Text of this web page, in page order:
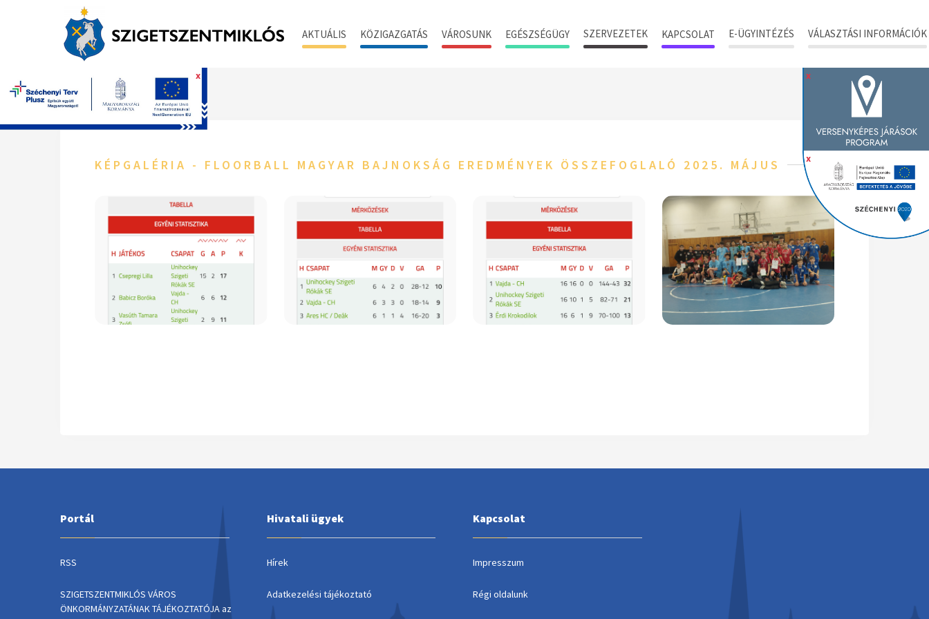
AKTUÁLIS KÖZIGAZGATÁS VÁROSUNK EGÉSZSÉGÜGY SZERVEZETEK KAPCSOLAT E-ÜGYINTÉZÉS VÁLASZTÁSI INFORMÁCIÓK
x
x
x
Főoldal
KÉPGALÉRIA - FLOORBALL MAGYAR BAJNOKSÁG EREDMÉNYEK ÖSSZEFOGLALÓ 2025. MÁJUS
Portál
RSS
SZIGETSZENTMIKLÓS VÁROS
ÖNKORMÁNYZATÁNAK TÁJÉKOZTATÓJA az
Hivatali ügyek
Hírek
Adatkezelési tájékoztató
Kapcsolat
Impresszum
Régi oldalunk